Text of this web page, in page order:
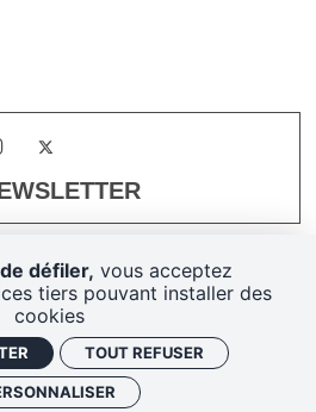
légales
défiler, vous acceptez
tiers pouvant installer des
cookies
TOUT REFUSER